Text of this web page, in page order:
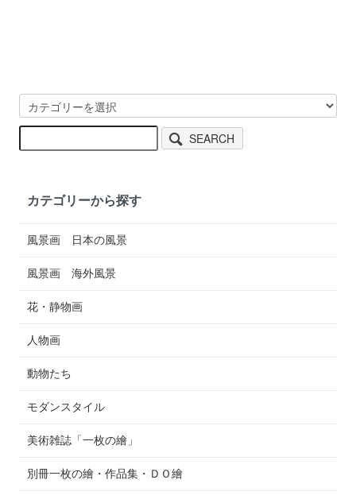
SEARCH
カテゴリーから探す
風景画 日本の風景
風景画 海外風景
花・静物画
人物画
動物たち
モダンスタイル
美術雑誌「一枚の繪」
別冊一枚の繪・作品集・ＤＯ繪